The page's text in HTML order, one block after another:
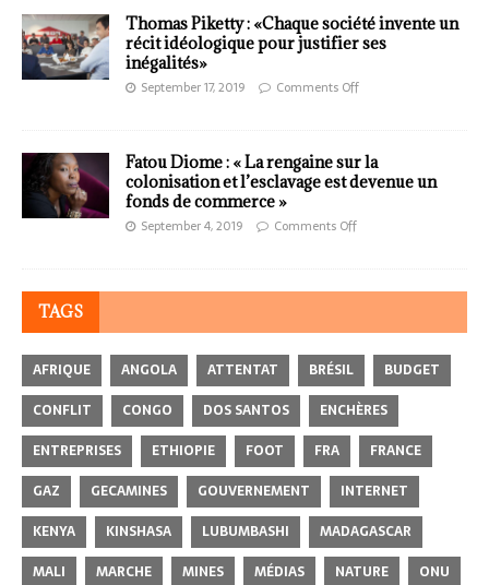
Thomas Piketty : «Chaque société invente un
récit idéologique pour justifier ses
inégalités»
September 17, 2019 Comments Off
Fatou Diome : « La rengaine sur la
colonisation et l’esclavage est devenue un
fonds de commerce »
September 4, 2019 Comments Off
TAGS
AFRIQUE ANGOLA ATTENTAT BRÉSIL
BUDGET
CONFLIT
CONGO DOS SANTOS
ENCHÈRES
ENTREPRISES
ETHIOPIE FOOT FRA
FRANCE
GAZ
GECAMINES GOUVERNEMENT
INTERNET
KENYA
KINSHASA LUBUMBASHI
MADAGASCAR
MALI
MARCHE MINES MÉDIAS NATURE ONU